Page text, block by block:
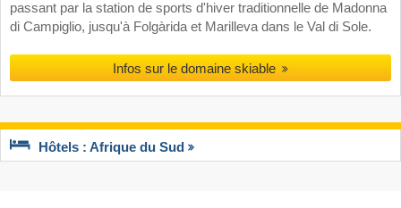
passant par la station de sports d'hiver traditionnelle de Madonna
di Campiglio, jusqu'à Folgàrida et Marilleva dans le Val di Sole.
Infos sur le domaine skiable
Hôtels : Afrique du Sud